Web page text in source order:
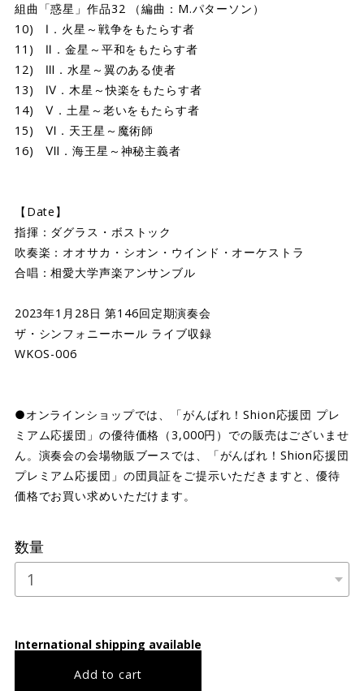
組曲「惑星」作品32 （編曲：M.パターソン）
10) Ⅰ．火星～戦争をもたらす者
11) Ⅱ．金星～平和をもたらす者
12) Ⅲ．水星～翼のある使者
13) Ⅳ．木星～快楽をもたらす者
14) Ⅴ．土星～老いをもたらす者
15) Ⅵ．天王星～魔術師
16) Ⅶ．海王星～神秘主義者
【Date】
指揮：ダグラス・ボストック
吹奏楽：オオサカ・シオン・ウインド・オーケストラ
合唱：相愛大学声楽アンサンブル
2023年1月28日 第146回定期演奏会
ザ・シンフォニーホール ライブ収録
WKOS-006
●オンラインショップでは、「がんばれ！Shion応援団 プレ
ミアム応援団」の優待価格（3,000円）での販売はございませ
ん。演奏会の会場物販ブースでは、「がんばれ！Shion応援団
プレミアム応援団」の団員証をご提示いただきますと、優待
価格でお買い求めいただけます。
数量
International shipping available
Add to cart